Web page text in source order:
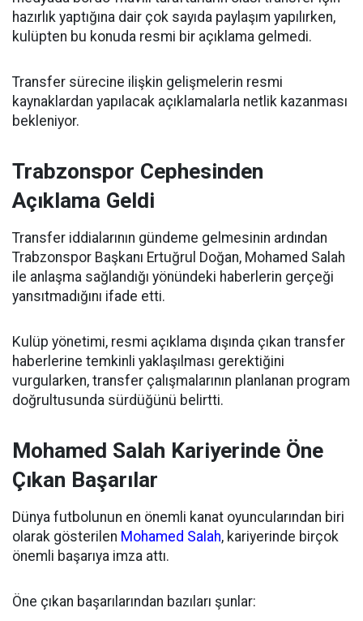
hazırlık yaptığına dair çok sayıda paylaşım yapılırken,
kulüpten bu konuda resmi bir açıklama gelmedi.
Transfer sürecine ilişkin gelişmelerin resmi
kaynaklardan yapılacak açıklamalarla netlik kazanması
bekleniyor.
Trabzonspor Cephesinden
Açıklama Geldi
Transfer iddialarının gündeme gelmesinin ardından
Trabzonspor Başkanı Ertuğrul Doğan, Mohamed Salah
ile anlaşma sağlandığı yönündeki haberlerin gerçeği
yansıtmadığını ifade etti.
Kulüp yönetimi, resmi açıklama dışında çıkan transfer
haberlerine temkinli yaklaşılması gerektiğini
vurgularken, transfer çalışmalarının planlanan program
doğrultusunda sürdüğünü belirtti.
Mohamed Salah Kariyerinde Öne
Çıkan Başarılar
Dünya futbolunun en önemli kanat oyuncularından biri
olarak gösterilen Mohamed Salah, kariyerinde birçok
önemli başarıya imza attı.
Öne çıkan başarılarından bazıları şunlar: